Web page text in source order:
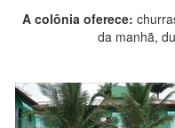
A colônia oferece:
da manhã,